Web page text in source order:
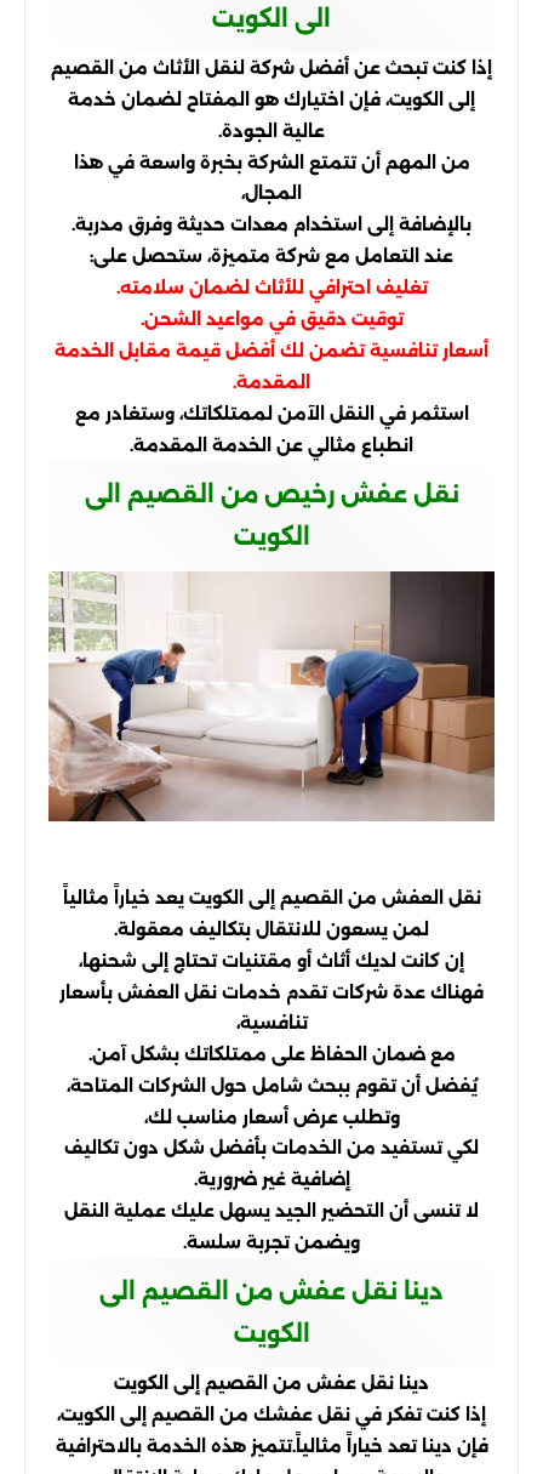
الى الكويت
إذا كنت تبحث عن أفضل شركة لنقل الأثاث من القصيم
إلى الكويت، فإن اختيارك هو المفتاح لضمان خدمة
عالية الجودة.
من المهم أن تتمتع الشركة بخبرة واسعة في هذا
المجال،
بالإضافة إلى استخدام معدات حديثة وفرق مدربة.
عند التعامل مع شركة متميزة، ستحصل على:
تغليف احترافي للأثاث لضمان سلامته.
توقيت دقيق في مواعيد الشحن.
أسعار تنافسية تضمن لك أفضل قيمة مقابل الخدمة
المقدمة.
استثمر في النقل الآمن لممتلكاتك، وستغادر مع
انطباع مثالي عن الخدمة المقدمة.
نقل عفش رخيص من القصيم الى
الكويت
نقل العفش من القصيم إلى الكويت يعد خياراً مثالياً
لمن يسعون للانتقال بتكاليف معقولة.
إن كانت لديك أثاث أو مقتنيات تحتاج إلى شحنها،
فهناك عدة شركات تقدم خدمات نقل العفش بأسعار
تنافسية،
مع ضمان الحفاظ على ممتلكاتك بشكل آمن.
يُفضل أن تقوم ببحث شامل حول الشركات المتاحة،
وتطلب عرض أسعار مناسب لك،
لكي تستفيد من الخدمات بأفضل شكل دون تكاليف
إضافية غير ضرورية.
لا تنسى أن التحضير الجيد يسهل عليك عملية النقل
ويضمن تجربة سلسة.
دينا نقل عفش من القصيم الى
الكويت
دينا نقل عفش من القصيم إلى الكويت
إذا كنت تفكر في نقل عفشك من القصيم إلى الكويت،
فإن دينا تعد خياراً مثالياً.تتميز هذه الخدمة بالاحترافية